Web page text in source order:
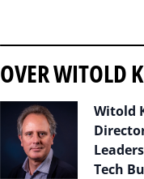
OVER WITOLD
Witold
Tech